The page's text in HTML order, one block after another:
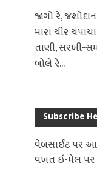
જાગો રે,
મારાં ચીર
તાણી, સરખી-
બોલે રે...
Subscribe
વેબસાઈટ પર
વખત ઇ-મેલ પર